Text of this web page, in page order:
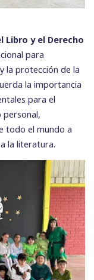
Libro y el Derecho
para
la protección de la
la importancia
para el
personal,
todo el mundo a
la literatura.